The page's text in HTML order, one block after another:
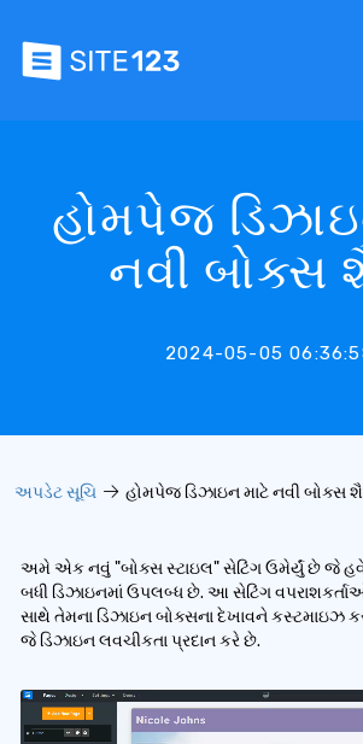
હોમપેજ
નવી બોક્સ
2024-05-05
અપડેટ સૂચિ હોમપેજ ડિઝાઇન માટે નવી બોક્સ
અમે એક નવું "બોક્સ સ્ટાઇલ" સેટિંગ ઉમેર્યું છે જે હવે
બધી ડિઝાઇનમાં ઉપલબ્ધ છે. આ સેટિંગ
સાથે તેમના ડિઝાઇન બોક્સના દેખાવને કસ્ટમાઇઝ
જે ડિઝાઇન લવચીકતા પ્રદાન કરે છે.